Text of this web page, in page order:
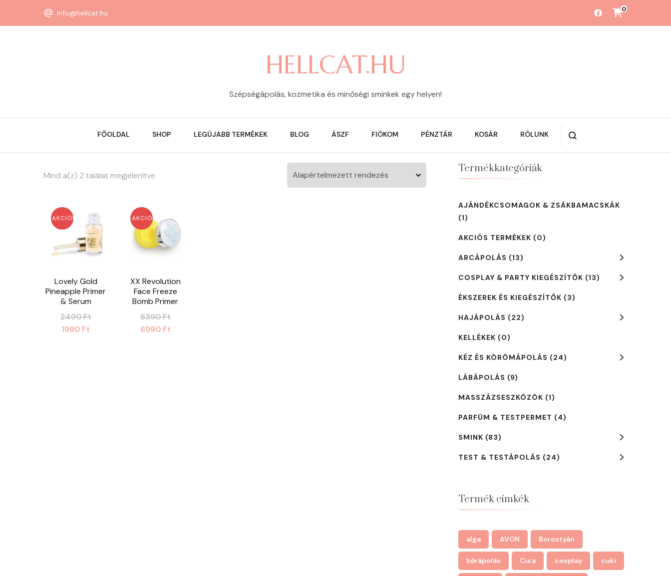
info@hellcat.hu 0
HELLCAT.HU
Szépségápolás, kozmetika és minőségi sminkek egy helyen!
FŐOLDAL SHOP LEGÚJABB TERMÉKEK BLOG ÁSZF FIÓKOM PÉNZTÁR KOSÁR RÓLUNK
Mind a(z) 2 találat megjelenítve
AKCIÓ!
Lovely Gold
Pineapple Primer
& Serum
2490Ft
1990 Ft
AKCIÓ!
XX Revolution
Face Freeze
Bomb Primer
8390Ft
6990 Ft
Termékkategóriák
AJÁNDÉKCSOMAGOK & ZSÁKBAMACSKÁK
(1)
AKCIÓS TERMÉKEK (0)
ARCÁPOLÁS (13)
COSPLAY & PARTY KIEGÉSZÍTŐK (13)
ÉKSZEREK ÉS KIEGÉSZÍTŐK (3)
HAJÁPOLÁS (22)
KELLÉKEK (0)
KÉZ ÉS KÖRÖMÁPOLÁS (24)
LÁBÁPOLÁS (9)
MASSZÁZSESZKÖZÖK (1)
PARFÜM & TESTPERMET (4)
SMINK (83)
TEST & TESTÁPOLÁS (24)
Termék címkék
alga AVON Borostyán
bőrápolás Cica cosplay cuki